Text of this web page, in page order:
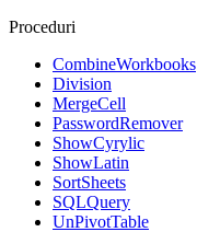
Proceduri
CombineWorkbooks
Division
MergeCell
PasswordRemover
ShowCyrylic
ShowLatin
SortSheets
SQLQuery
UnPivotTable